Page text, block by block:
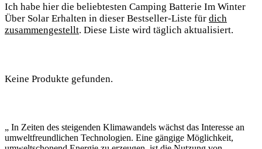
Ich habe hier die beliebtesten Camping Batterie Im Winter
Über Solar Erhalten‌ in dieser Bestseller-Liste für dich
zusammengestellt. Diese Liste wird ‌täglich aktualisiert.⁣
Keine Produkte gefunden.
„‌ In Zeiten des steigenden ‍Klimawandels wächst das ​Interesse ​an
⁢umweltfreundlichen Technologien. Eine gängige Möglichkeit,